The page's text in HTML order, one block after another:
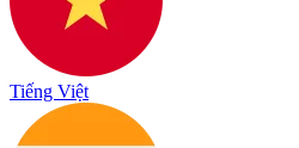
Tiếng Việt